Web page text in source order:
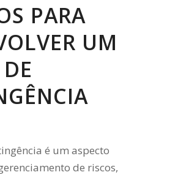
PARA
UM
é um aspecto
de riscos,